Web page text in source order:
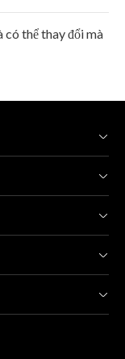
thể thay đổi mà